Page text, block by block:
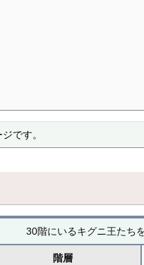
です。
30階にいるキグニ王たち
階層